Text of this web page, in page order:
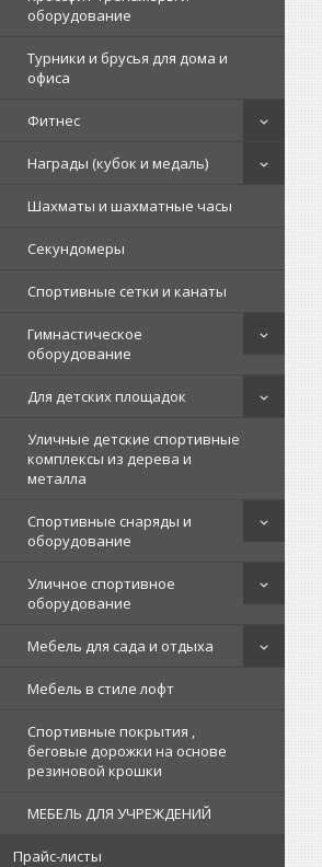
оборудование
Турники и брусья для дома и
офиса
Фитнес
Награды (кубок и медаль)
Шахматы и шахматные часы
Секундомеры
Спортивные сетки и канаты
Гимнастическое
оборудование
Для детских площадок
Уличные детские спортивные
комплексы из дерева и
металла
Спортивные снаряды и
оборудование
Уличное спортивное
оборудование
Мебель для сада и отдыха
Мебель в стиле лофт
Спортивные покрытия ,
беговые дорожки на основе
резиновой крошки
МЕБЕЛЬ ДЛЯ УЧРЕЖДЕНИЙ
Прайс-листы